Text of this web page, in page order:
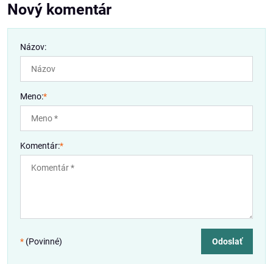
Nový komentár
Názov:
Meno:*
Komentár:*
* (Povinné) Odoslať